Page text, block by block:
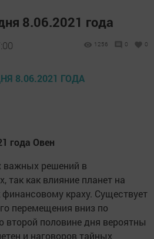
8.06.2021 года
1256 0 0
года Овен
важных решений в
так как влияние планет на
краху. Существует
перемещения вниз по
второй половине дня вероятны
и наговоров тайных